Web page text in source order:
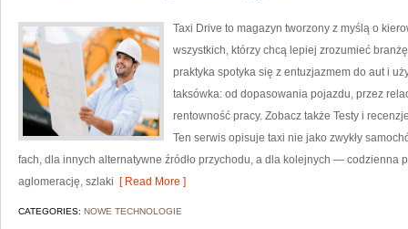
Taxi Drive to magazyn tworzony z myślą o
wszystkich, którzy chcą lepiej zrozumieć
praktyka spotyka się z entuzjazmem do aut i
taksówka: od dopasowania pojazdu, przez
rentowność pracy. Zobacz także Testy i
Ten serwis opisuje taxi nie jako zwykły
fach, dla innych alternatywne źródło przychodu, a dla kolejnych — codzienna
aglomerację, szlaki [ Read More ]
CATEGORIES: NOWE TECHNOLOGIE